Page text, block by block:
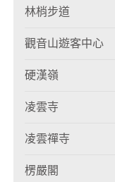
林梢步道
觀音山遊客中心
硬漢嶺
凌雲寺
凌雲禪寺
楞嚴閣